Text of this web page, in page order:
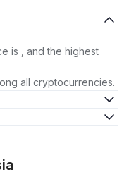
is , and the highest
all cryptocurrencies.